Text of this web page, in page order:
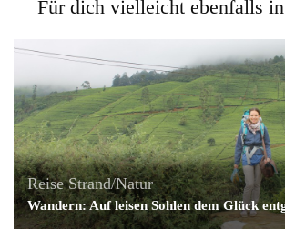
Für dich vielleicht ebenfalls
Reise Strand/Natur
Wandern: Auf leisen Sohlen dem Glück